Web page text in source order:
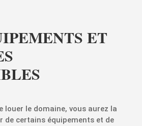
ET
louer le domaine, vous aurez la
de certains équipements et de